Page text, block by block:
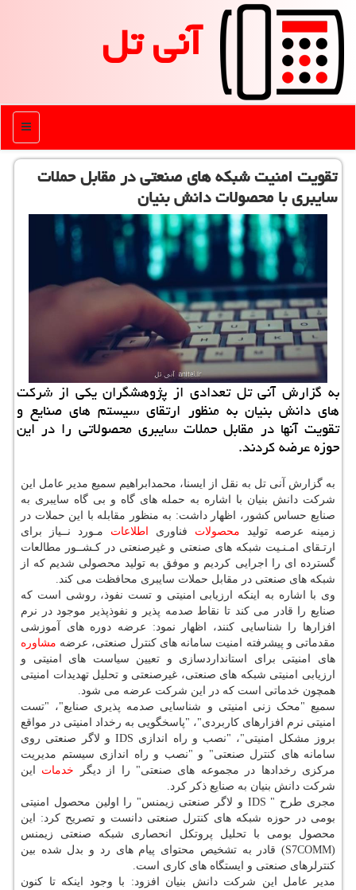
آنی تل
منو
تقویت امنیت شبكه های صنعتی در مقابل حملات
سایبری با محصولات دانش بنیان
به گزارش آنی تل تعدادی از پژوهشگران یكی از شركت
های دانش بنیان به منظور ارتقای سیستم های صنایع و
تقویت آنها در مقابل حملات سایبری محصولاتی را در این
حوزه عرضه كردند.
به گزارش آنی تل به نقل از ایسنا، محمدابراهیم سمیع مدیر عامل این
شرکت دانش بنیان با اشاره به حمله های گاه و بی گاه سایبری به
صنایع حساس کشور، اظهار داشت: به منظور مقابله با این حملات در
زمینه عرصه تولید محصولات فناوری اطلاعات مـورد نــیاز برای
ارتـقای امـنـیت شبکه های صنعتی و غیرصنعتی در کـشــور مطالعات
گسترده ای را اجرایی کردیم و موفق به تولید محصولی شدیم که از
شبکه های صنعتی در مقابل حملات سایبری محافظت می کند.
وی با اشاره به اینکه ارزیابی امنیتی و تست نفوذ، روشی است که
صنایع را قادر می کند تا نقاط صدمه پذیر و نفوذپذیر موجود در نرم
افزارها را شناسایی کنند، اظهار نمود: عرضه دوره های آموزشی
مقدماتی و پیشرفته امنیت سامانه های کنترل صنعتی، عرضه مشاوره
های امنیتی برای استانداردسازی و تعیین سیاست های امنیتی و
ارزیابی امنیتی شبکه های صنعتی، غیرصنعتی و تحلیل تهدیدات امنیتی
همچون خدماتی است که در این شرکت عرضه می شود.
سمیع "محک زنی امنیتی و شناسایی صدمه پذیری صنایع"، "تست
امنیتی نرم افزارهای کاربردی"، "پاسخگویی به رخداد امنیتی در مواقع
بروز مشکل امنیتی"، "نصب و راه اندازی IDS و لاگر صنعتی روی
سامانه های کنترل صنعتی" و "نصب و راه اندازی سیستم مدیریت
مرکزی رخدادها در مجموعه های صنعتی" را از دیگر خدمات این
شرکت دانش بنیان به صنایع ذکر کرد.
مجری طرح " IDS و لاگر صنعتی زیمنس" را اولین محصول امنیتی
بومی در حوزه شبکه های کنترل صنعتی دانست و تصریح کرد: این
محصول بومی با تحلیل پروتکل انحصاری شبکه صنعتی زیمنس
(S7COMM) قادر به تشخیص محتوای پیام های رد و بدل شده بین
کنترلرهای صنعتی و ایستگاه های کاری است.
مدیر عامل این شرکت دانش بنیان افزود: با وجود اینکه تا کنون